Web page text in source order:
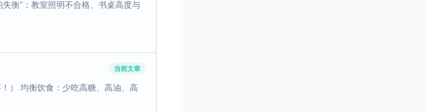
衡”：教室照明不合格、书桌高度与
当前文章
） 均衡饮食：少吃高糖、高油、高